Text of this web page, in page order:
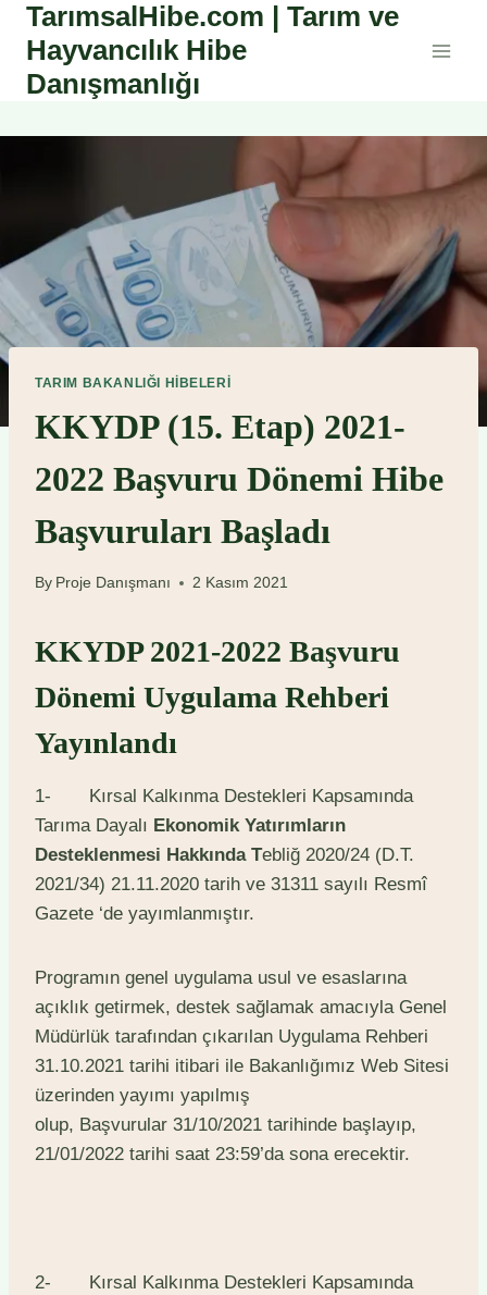
Skip
content
TarımsalHibe.com | Tarım ve
Hayvancılık Hibe
Danışmanlığı
TARIM BAKANLIĞI HIBELERI
KKYDP (15. Etap) 2021-
2022 Başvuru Dönemi Hibe
Başvuruları Başladı
By Proje Danışmanı 2 Kasım 2021
KKYDP 2021-2022 Başvuru
Dönemi Uygulama Rehberi
Yayınlandı
1- Kırsal Kalkınma Destekleri Kapsamında
Tarıma Dayalı Ekonomik Yatırımların
Desteklenmesi Hakkında Tebliğ 2020/24 (D.T.
2021/34) 21.11.2020 tarih ve 31311 sayılı Resmî
Gazete ‘de yayımlanmıştır.
Programın genel uygulama usul ve esaslarına
açıklık getirmek, destek sağlamak amacıyla Genel
Müdürlük tarafından çıkarılan Uygulama Rehberi
31.10.2021 tarihi itibari ile Bakanlığımız Web Sitesi
üzerinden yayımı yapılmış
olup, Başvurular 31/10/2021 tarihinde başlayıp,
21/01/2022 tarihi saat 23:59’da sona erecektir.
2- Kırsal Kalkınma Destekleri Kapsamında